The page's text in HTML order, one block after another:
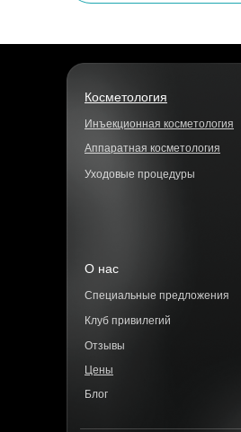
Косметология
Инъекционная косметология
Аппаратная косметология
Уходовые процедуры
О нас
Специальные предложения
Клуб привилегий
Блог
Цены
Отзывы